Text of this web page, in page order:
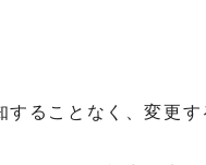
ることなく、変更す